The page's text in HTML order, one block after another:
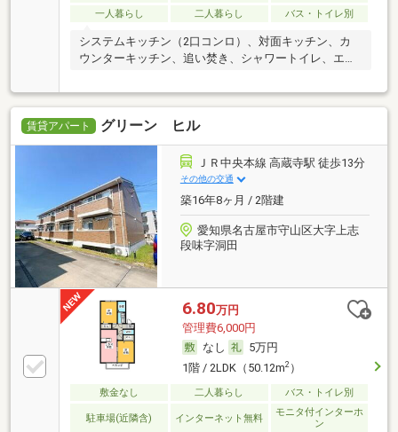
一人暮らし
二人暮らし バス・トイレ別
システムキッチン（2口コンロ）、対面キッチン、カ
ウンターキッチン、追い焚き、シャワートイレ、エア
賃貸アパート グリーン ヒル
ＪＲ中央本線 高蔵寺駅 徒歩13分
その他の交通
築16年8ヶ月 / 2階建
愛知県名古屋市守山区大字上志
段味字洞田
6.80万円
管理費6,000円
なし
5万円
1階 / 2LDK（50.12m2）
敷金なし 二人暮らし バス・トイレ別
駐車場(近隣含) インターネット無料
モニタ付インターホ
ン